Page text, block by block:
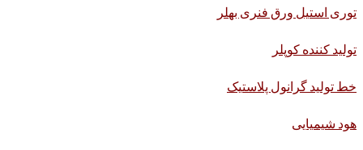
توری استیل ورق فنری بهلر
تولید کننده کوپلر
خط تولید گرانول پلاستیک
هود شیمیایی